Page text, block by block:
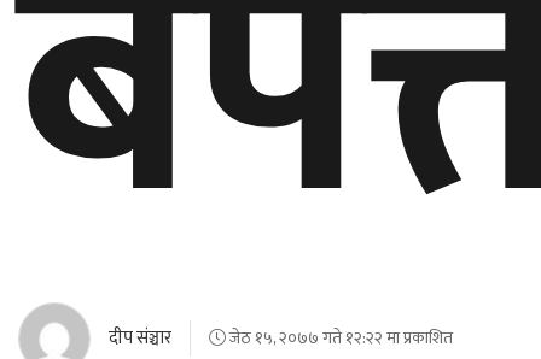
दीप संञ्चार जेठ १५, २०७७ गते १२:२२ मा प्रकाशित